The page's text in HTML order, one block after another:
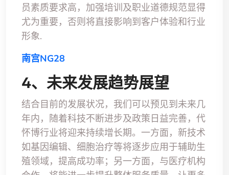
员素质要求高，加强培训及职业道德规范显得
尤为重要，否则将直接影响到客户体验和行业
形象.
南宫NG28
4、未来发展趋势展望
结合目前的发展状况，我们可以预见到未来几
年内，随着科技不断进步及政策日益完善，代
怀博行业将迎来持续增长期。一方面，新技术
如基因编辑、细胞治疗等将逐步应用于辅助生
殖领域，提高成功率；另一方面，与医疗机构